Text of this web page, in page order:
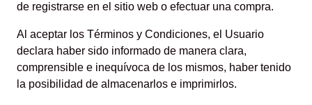
de registrarse en el sitio web o efectuar una compra.
Al aceptar los Términos y Condiciones, el Usuario
declara haber sido informado de manera clara,
comprensible e inequívoca de los mismos, haber tenido
la posibilidad de almacenarlos e imprimirlos.